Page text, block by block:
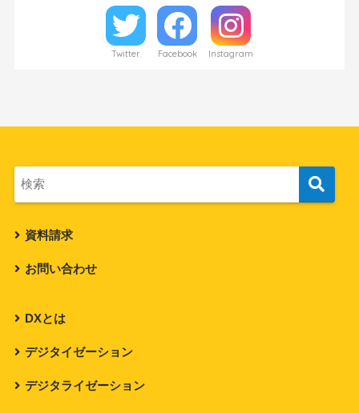
Twitter Facebook Instagram
資料請求
お問い合わせ
DXとは
デジタイゼーション
デジタライゼーション